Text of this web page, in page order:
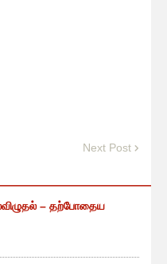
Next Post
– தற்போதைய